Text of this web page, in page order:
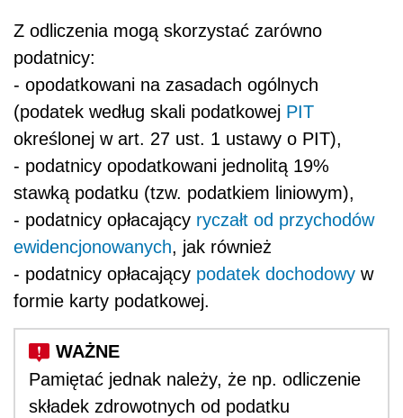
Z odliczenia mogą skorzystać zarówno
podatnicy:
- opodatkowani na zasadach ogólnych
(podatek według skali podatkowej PIT
określonej w art. 27 ust. 1 ustawy o PIT),
- podatnicy opodatkowani jednolitą 19%
stawką podatku (tzw. podatkiem liniowym),
- podatnicy opłacający ryczałt od przychodów
ewidencjonowanych, jak również
- podatnicy opłacający podatek dochodowy w
formie karty podatkowej.
Pamiętać jednak należy, że np. odliczenie
składek zdrowotnych od podatku